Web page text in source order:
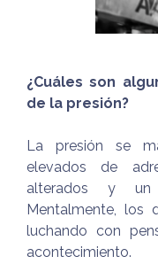
¿Cuáles son
de la presión?
La presión se
elevados de
alterados y un
Mentalmente, los
luchando con